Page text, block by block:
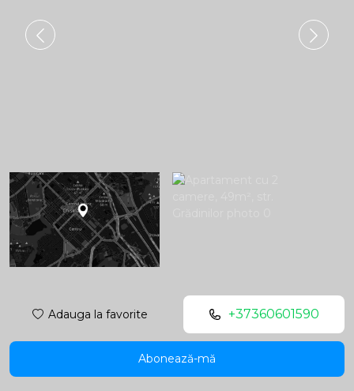
Adauga la favorite +37360601590
Abonează-mă